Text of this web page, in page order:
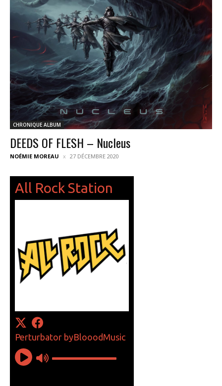
CHRONIQUE ALBUM
DEEDS OF FLESH – Nucleus
NOÉMIE MOREAU 27 DÉCEMBRE 2020